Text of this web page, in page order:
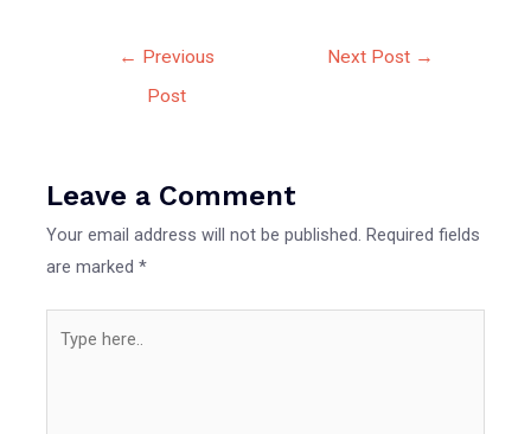
← Previous
Post
Next Post →
Leave a Comment
Your email address will not be published. Required fields
are marked*
here..